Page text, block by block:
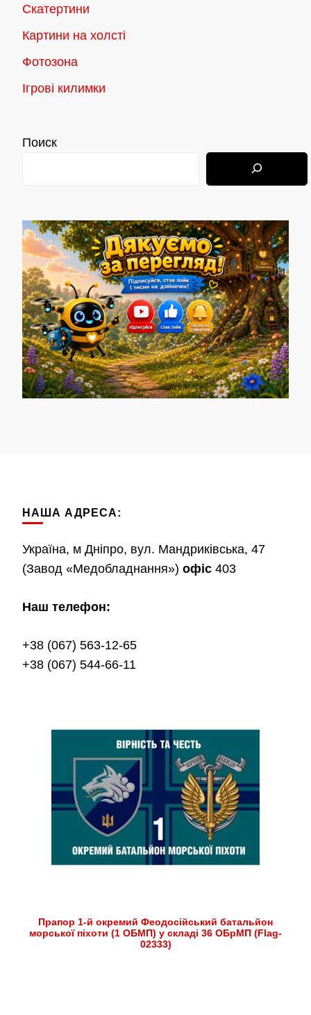
Скатертини
Картини на холсті
Фотозона
Ігрові килимки
Поиск
НАША АДРЕСА:
Україна, м Дніпро, вул. Мандриківська, 47
(Завод «Медобладнання») офіс 403
Наш телефон:
+38 (067) 563-12-65
+38 (067) 544-66-11
Прапор 1-й окремий Феодосійський батальйон
морської піхоти (1 ОБМП) у складі 36 ОБрМП (Flag-
02333)